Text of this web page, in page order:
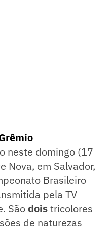
neste domingo (17
Nova, em Salvador,
Brasileiro
pela TV
São doistricolores
de naturezas